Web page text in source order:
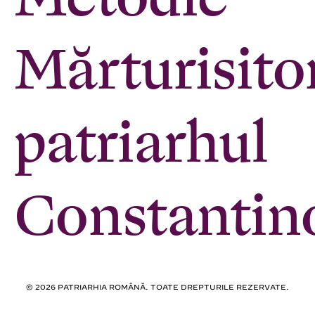
patriarhul
© 2026 PATRIARHIA ROMÂNĂ. TOATE DREPTURILE REZERVATE.